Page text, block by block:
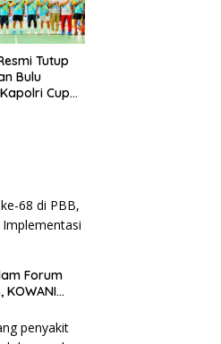
Tutup
Bulu
Cup
Forum
KOWANI
Cita